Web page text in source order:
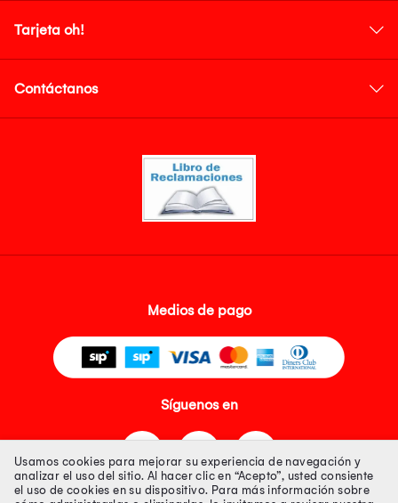
Tarjeta oh!
Contáctanos
Medios de pago
Síguenos en
Usamos cookies para mejorar su experiencia de navegación y
analizar el uso del sitio. Al hacer clic en “Acepto”, usted consiente
el uso de cookies en su dispositivo. Para más información sobre